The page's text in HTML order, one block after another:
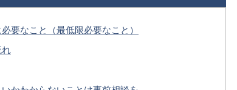
要なこと（最低限必要なこと）
れ